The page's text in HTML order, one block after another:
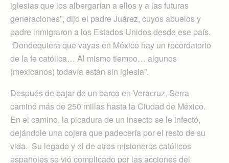
iglesias que los albergarían a ellos y a las futuras
generaciones”, dijo el padre Juárez, cuyos abuelos y
padre inmigraron a los Estados Unidos desde ese país.
“Dondequiera que vayas en México hay un recordatorio
de la fe católica… Al mismo tiempo… algunos
(mexicanos) todavía están sin iglesia”.
Después de bajar de un barco en Veracruz, Serra
caminó más de 250 millas hasta la Ciudad de México.
En el camino, la picadura de un insecto se le infectó,
dejándole una cojera que padecería por el resto de su
vida. Su legado y el de otros misioneros católicos
españoles se vió complicado por las acciones del